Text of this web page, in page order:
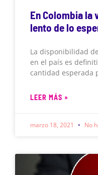
En Colombia la
lento de lo
La disponibilidad
en el país es
cantidad esperada
LEER MÁS »
marzo 18, 2021 No